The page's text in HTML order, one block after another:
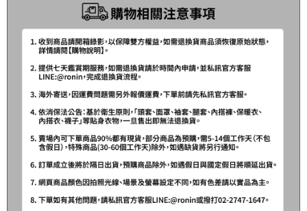
由本公司與您本人進行分期帳單所需資料之確認、核對及更正。
3.完整用戶服務條款，請詳閱以下連結：https://oppay.tw/userRule
https://netprotections.freshdesk.com/support/home
【注意事項】
１．透過由恩沛科技股份有限公司提供之「AFTEE先享後付」服務完成之交
權轉讓予恩沛科技股份有限公司。
https://aftee.tw/terms/#terms3
３．未成年的使用者請事先徵得法定代理人或監護人之同意方可使用
「AFTEE先享後付」，若未經同意申辦者引起之損失，本公司不負相關責
任。
４．使用「AFTEE先享後付」時，將依據個別帳號之用戶狀況，依本公司即
時審查核予不同之上限額度；若仍有額度不足之情形，本公司將視審查結果
請求用戶進行身份認證。
５．嚴禁一人註冊多個帳號或使用他人資訊註冊。若發現惡意使用之情形，
恩沛科技股份有限公司將有權停止該用戶之使用額度並採取法律行動。
每筆NT$60，滿NT$1,200(含以上)免運費
一般宅配（門市自取請勿下單，請聯繫客服）
每筆NT$100，滿NT$2,000(含以上)免運費
離島一般宅配
每筆NT$200，滿NT$2,000(含以上)免運費
貨到付款（門市自取請勿下單，請聯繫客服）
每筆NT$200，滿NT$3,000(含以上)免運費
國家/地區配送(**下單前請私訊客服確認實際運費(運費另
計)，訂單才得以成立**)
查看運費